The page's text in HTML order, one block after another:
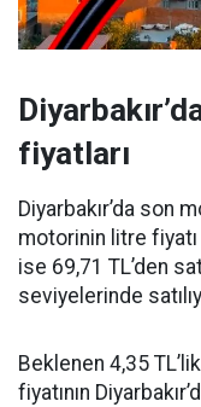
fiyatları
Diyarbakır’da son
motorinin litre fiyatı
ise 69,71 TL’den
seviyelerinde
Beklenen 4,35
fiyatının